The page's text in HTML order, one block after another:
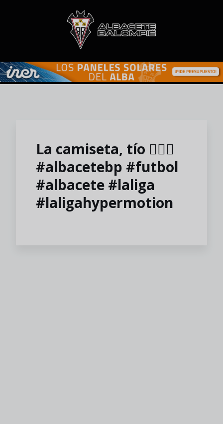
Skip to main content
La camiseta, tío 😮‍💨🤩
#albacetebp #futbol
#albacete #laliga
#laligahypermotion